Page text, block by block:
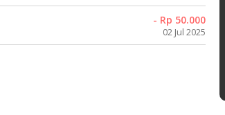
- Rp 50.000
02 Jul 2025